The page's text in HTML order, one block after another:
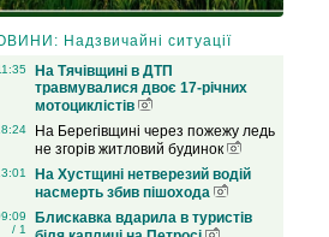
Надзвичайні ситуації
На Тячівщині в ДТП
травмувалися двоє 17-річних
мотоциклістів
На Берегівщині через пожежу ледь
не згорів житловий будинок
На Хустщині нетверезий водій
насмерть збив пішохода
/ 1
Блискавка вдарила в туристів